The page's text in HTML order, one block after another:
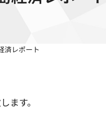
済レポート
ます。